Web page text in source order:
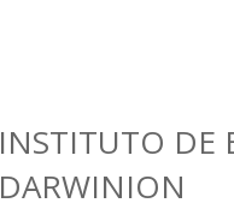
INSTITUTO DE
DARWINION